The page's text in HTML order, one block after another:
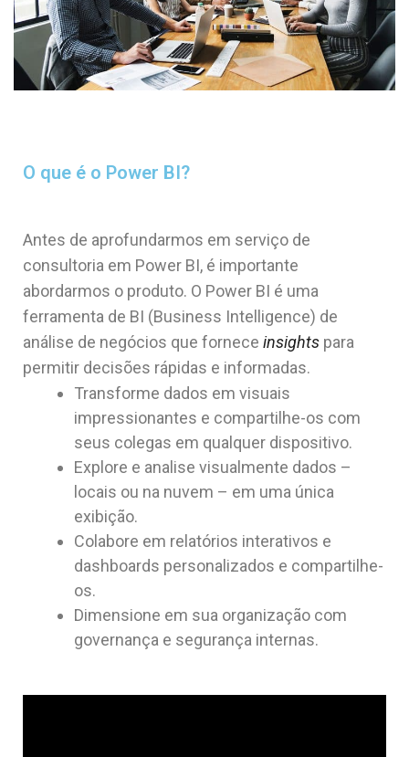
O que é o Power BI?
Antes de aprofundarmos em serviço de
consultoria em Power BI, é importante
abordarmos o produto. O Power BI é uma
ferramenta de BI (Business Intelligence) de
análise de negócios que fornece insights para
permitir decisões rápidas e informadas.
Transforme dados em visuais
impressionantes e compartilhe-os com
seus colegas em qualquer dispositivo.
Explore e analise visualmente dados –
locais ou na nuvem – em uma única
exibição.
Colabore em relatórios interativos e
dashboards personalizados e compartilhe-
os.
Dimensione em sua organização com
governança e segurança internas.